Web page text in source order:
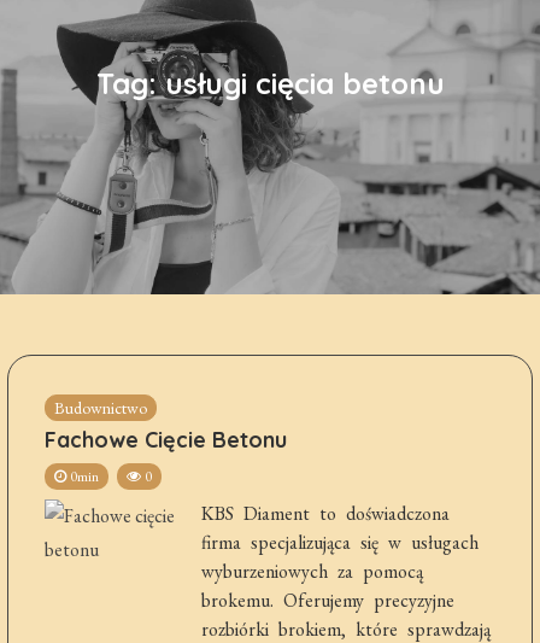
Tag:usługi cięcia betonu
Budownictwo
Fachowe Cięcie Betonu
0min 0
KBS Diament to doświadczona
firma specjalizująca się w usługach
wyburzeniowych za pomocą
brokemu. Oferujemy precyzyjne
rozbiórki brokiem, które sprawdzają